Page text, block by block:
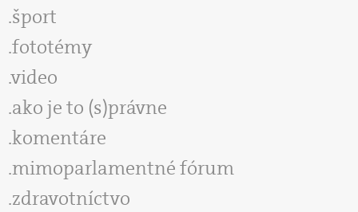
šport
fototémy
video
ako je to (s)právne
komentáre
mimoparlamentné fórum
zdravotníctvo